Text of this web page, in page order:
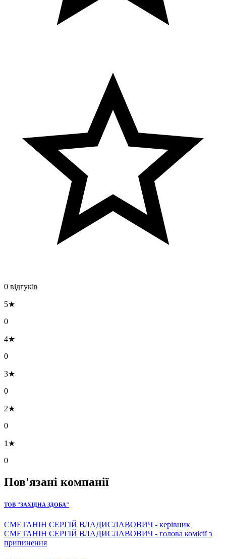
0 відгуків
5★
0
4★
0
3★
0
2★
0
1★
0
Пов'язані компанії
ТОВ "ЗАХІДНА ЗДОБА"
СМЕТАНІН СЕРГІЙ ВЛАДИСЛАВОВИЧ - керівник
СМЕТАНІН СЕРГІЙ ВЛАДИСЛАВОВИЧ - голова комісії з
припинення